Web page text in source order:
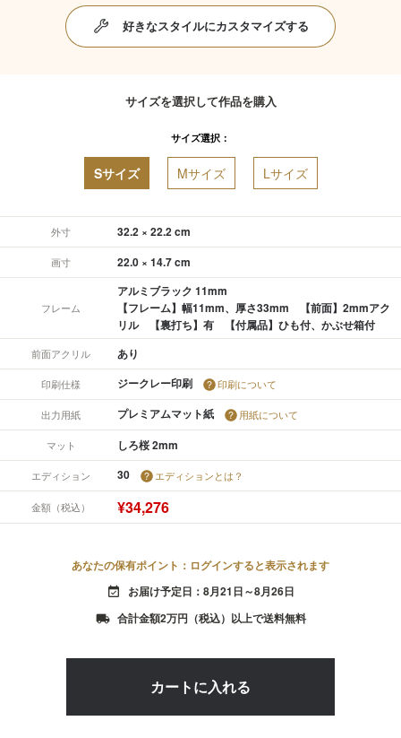
好きなスタイルにカスタマイズする
サイズを選択して作品を購入
サイズ選択：
Sサイズ Mサイズ Lサイズ
外寸 32.2 × 22.2 cm
画寸 22.0 × 14.7 cm
フレーム
アルミブラック 11mm
【フレーム】幅11mm、厚さ33mm 【前面】2mmアク
リル 【裏打ち】有 【付属品】ひも付、かぶせ箱付
前面アクリル あり
印刷仕様 ジークレー印刷 印刷について
出力用紙 プレミアムマット紙 用紙について
マット しろ桜 2mm
エディション 30 エディションとは？
金額（税込） ¥34,276
あなたの保有ポイント：ログインすると表示されます
event_available お届け予定日：8月21日～8月26日
local_shipping 合計金額2万円（税込）以上で送料無料